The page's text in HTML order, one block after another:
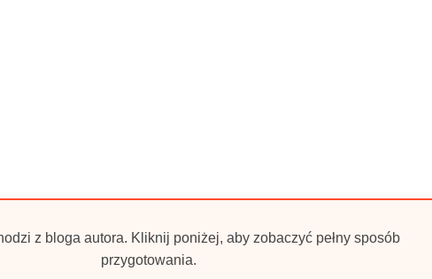
z bloga autora. Kliknij poniżej, aby zobaczyć pełny sposób
przygotowania.